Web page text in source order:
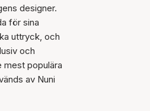
designer.
för sina
uttryck, och
och
mest populära
av Nuni